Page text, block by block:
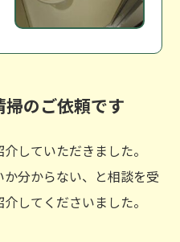
のご依頼です
していただきました。
分からない、と相談を受
してくださいました。